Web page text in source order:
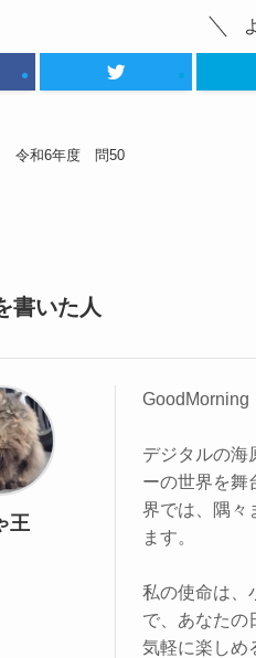
令和6年度 問50
書いた人
王
GoodMorning
デジタルの海
ーの世界を舞
界では、隅々
ます。
私の使命は、
で、あなたの
気軽に楽しめ